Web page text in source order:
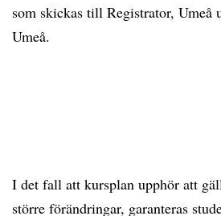
som skickas till Registrator, Umeå
Umeå.
I det fall att kursplan upphör att
större förändringar, garanteras